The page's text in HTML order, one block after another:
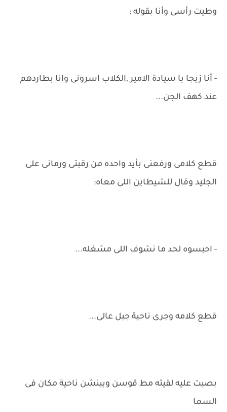
وطيت رأسى وأنا بقوله :
- أنا زيجا يا سيادة الامير ,الكلاب اسرونى وانا بطاردهم
عند كهف الجن...
قطع كلامى ورفعنى بأيد واحده من رقبتى ورمانى على
الجليد وقال للشيطاين اللى معاه:
- احبسوه لحد ما نشوف اللى مشغله...
قطع كلامه وجرى ناحية جبل عالى...
بصيت عليه لقيته مط قوسن وبينشن ناحية مكان فى
السما